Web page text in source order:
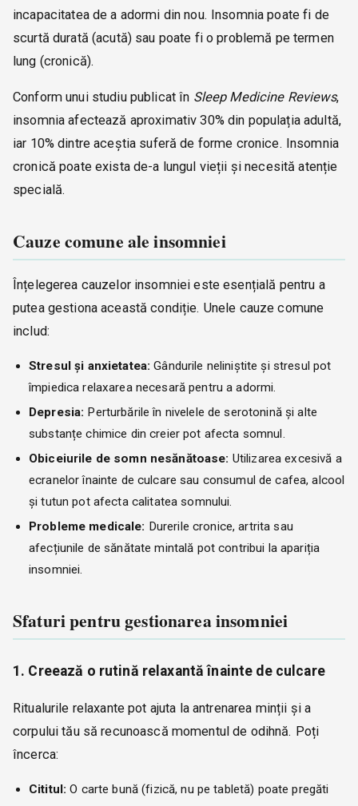
incapacitatea de a adormi din nou. Insomnia poate fi de
scurtă durată (acută) sau poate fi o problemă pe termen
lung (cronică).
Conform unui studiu publicat în Sleep Medicine Reviews,
insomnia afectează aproximativ 30% din populația adultă,
iar 10% dintre aceștia suferă de forme cronice. Insomnia
cronică poate exista de-a lungul vieții și necesită atenție
specială.
Cauze comune ale insomniei
Înțelegerea cauzelor insomniei este esențială pentru a
putea gestiona această condiție. Unele cauze comune
includ:
Stresul și anxietatea: Gândurile neliniștite și stresul pot
împiedica relaxarea necesară pentru a adormi.
Depresia: Perturbările în nivelele de serotonină și alte
substanțe chimice din creier pot afecta somnul.
Obiceiurile de somn nesănătoase: Utilizarea excesivă a
ecranelor înainte de culcare sau consumul de cafea, alcool
și tutun pot afecta calitatea somnului.
Probleme medicale: Durerile cronice, artrita sau
afecțiunile de sănătate mintală pot contribui la apariția
insomniei.
Sfaturi pentru gestionarea insomniei
1. Creează o rutină relaxantă înainte de culcare
Ritualurile relaxante pot ajuta la antrenarea minții și a
corpului tău să recunoască momentul de odihnă. Poți
încerca:
Cititul: O carte bună (fizică, nu pe tabletă) poate pregăti